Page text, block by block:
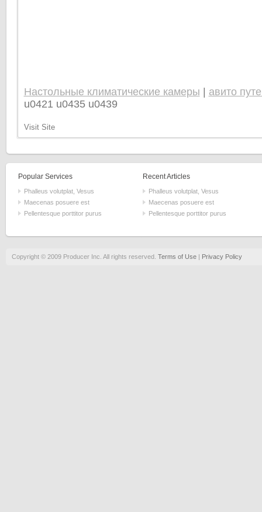
Настольные климатические камеры
авито
u0421 u0435 u0439
Visit Site
Popular Services
Phalleus volutplat, Vesus
Maecenas posuere est
Pellentesque porttitor purus
Recent Articles
Phalleus volutplat, Vesus
Maecenas posuere est
Pellentesque porttitor purus
Copyright © 2009 Producer Inc. All rights reserved. Terms of Use| Privacy Policy